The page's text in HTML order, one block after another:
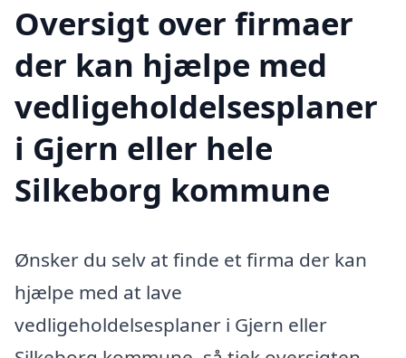
Oversigt over firmaer
der kan hjælpe med
vedligeholdelsesplaner
i Gjern eller hele
Silkeborg kommune
Ønsker du selv at finde et firma der kan
hjælpe med at lave
vedligeholdelsesplaner i Gjern eller